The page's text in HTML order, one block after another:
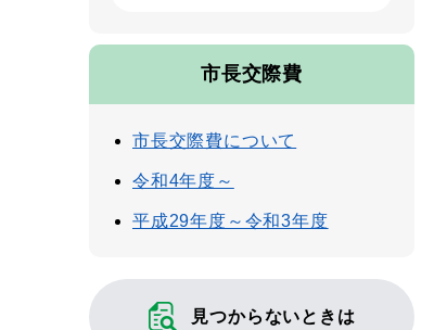
市長交際費
市長交際費について
令和4年度～
平成29年度～令和3年度
見つからないときは